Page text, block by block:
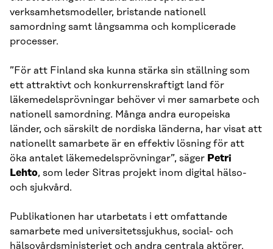
verksamhetsmodeller, bristande nationell
samordning samt långsamma och komplicerade
processer.
”För att Finland ska kunna stärka sin ställning som
ett attraktivt och konkurrenskraftigt land för
läkemedelsprövningar behöver vi mer samarbete och
nationell samordning. Många andra europeiska
länder, och särskilt de nordiska länderna, har visat att
nationellt samarbete är en effektiv lösning för att
öka antalet läkemedelsprövningar”, säger Petri
Lehto, som leder Sitras projekt inom digital hälso-
och sjukvård.
Publikationen har utarbetats i ett omfattande
samarbete med universitetssjukhus, social- och
hälsovårdsministeriet och andra centrala aktörer.